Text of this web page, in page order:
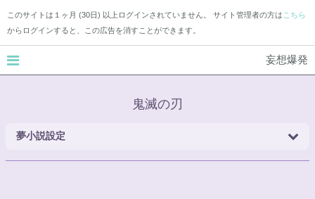
このサイトは１ヶ月 (30日) 以上ログインされていません。 サイト管理者の方は こちら
からログインすると、この広告を消すことができます。
妄想爆発
鬼滅の刃
夢小説設定